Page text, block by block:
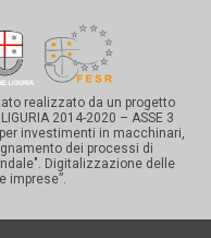
realizzato da un progetto
2014-2020 – ASSE 3
investimenti in macchinari,
dei processi di
Digitalizzazione delle
imprese”.